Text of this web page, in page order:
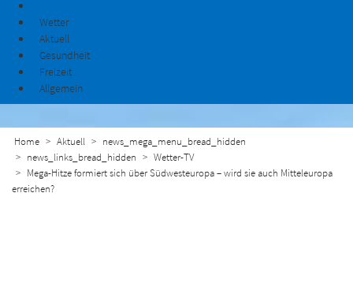
Wetter
Aktuell
Gesundheit
Freizeit
Allgemein
Home Aktuell
news_mega_menu_bread_hidden
news_links_bread_hidden
Wetter-TV
Mega-Hitze formiert sich über Südwesteuropa – wird sie auch Mitteleuropa
erreichen?